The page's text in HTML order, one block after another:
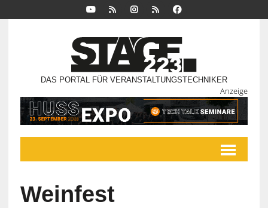
DAS PORTAL FÜR VERANSTALTUNGSTECHNIKER
Anzeige
Weinfest